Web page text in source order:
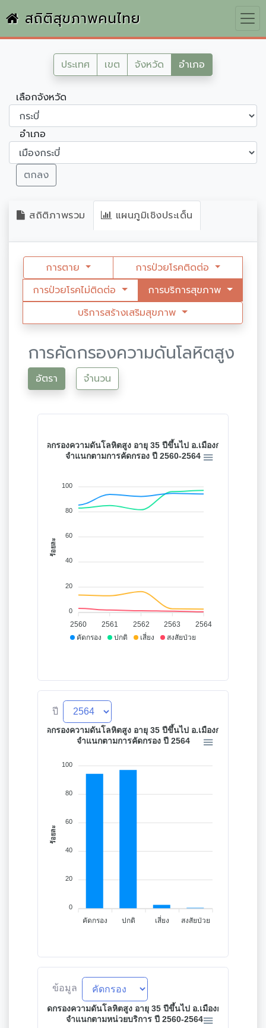
สถิติสุขภาพคนไทย
ประเทศ เขต จังหวัด อำเภอ
เลือกจังหวัด
อำเภอ
ตกลง
สถิติภาพรวม แผนภูมิเชิงประเด็น
การตาย
การป่วยโรคติดต่อ
การป่วยโรคไม่ติดต่อ
การบริการสุขภาพ
บริการสร้างเสริมสุขภาพ
การคัดกรองความดันโลหิตสูง
อัตรา จำนวน